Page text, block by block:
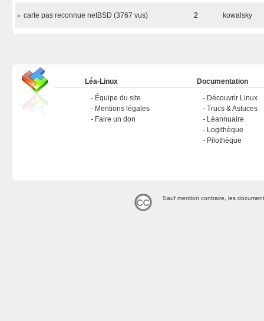
carte pas reconnue netBSD (3767 vus) 2 kowalsky
Léa-Linux
Équipe du site
Mentions légales
Faire un don
Documentation
Découvrir Linux
Trucs & Astuces
Léannuaire
Logithèque
Pilothèque
Sauf mention contraire, les